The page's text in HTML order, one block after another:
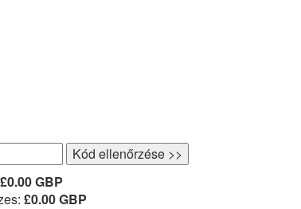
£0.00 GBP
£0.00 GBP